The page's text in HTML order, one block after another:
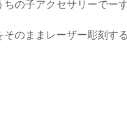
ちの子アクセサリーでーす
そのままレーザー彫刻す